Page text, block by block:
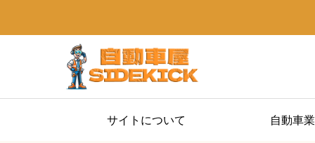
サイトについて 自動車